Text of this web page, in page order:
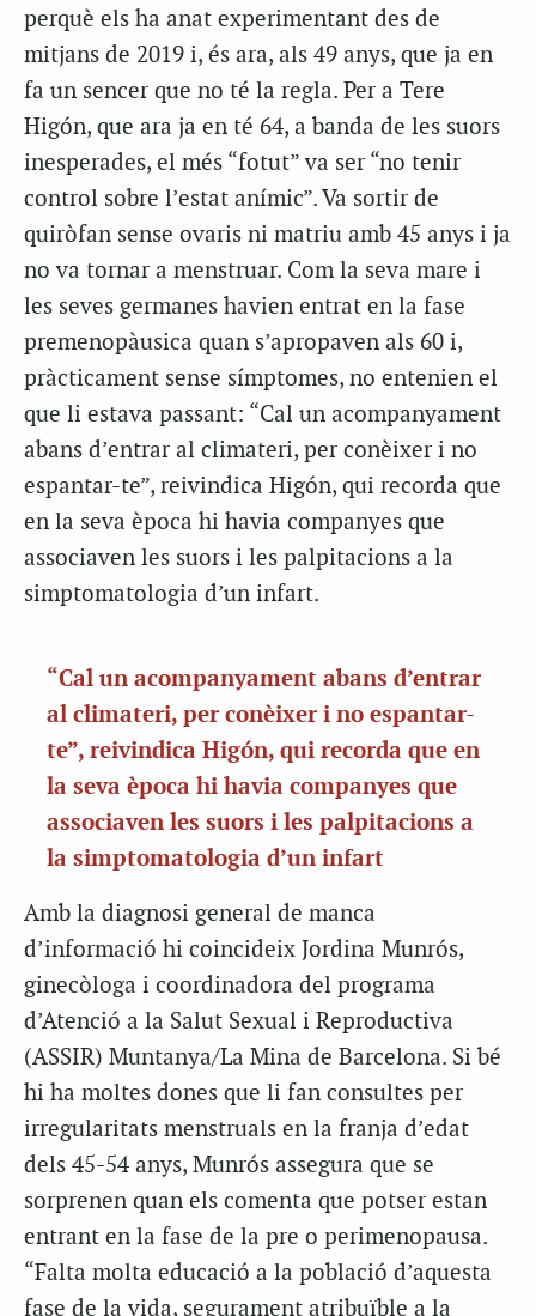
perquè els ha anat experimentant des de
mitjans de 2019 i, és ara, als 49 anys, que ja en
fa un sencer que no té la regla. Per a Tere
Higón, que ara ja en té 64, a banda de les suors
inesperades, el més “fotut” va ser “no tenir
control sobre l’estat anímic”. Va sortir de
quiròfan sense ovaris ni matriu amb 45 anys i ja
no va tornar a menstruar. Com la seva mare i
les seves germanes havien entrat en la fase
premenopàusica quan s’apropaven als 60 i,
pràcticament sense símptomes, no entenien el
que li estava passant: “Cal un acompanyament
abans d’entrar al climateri, per conèixer i no
espantar-te”, reivindica Higón, qui recorda que
en la seva època hi havia companyes que
associaven les suors i les palpitacions a la
simptomatologia d’un infart.
“Cal un acompanyament abans d’entrar
al climateri, per conèixer i no espantar-
te”, reivindica Higón, qui recorda que en
la seva època hi havia companyes que
associaven les suors i les palpitacions a
la simptomatologia d’un infart
Amb la diagnosi general de manca
d’informació hi coincideix Jordina Munrós,
ginecòloga i coordinadora del programa
d’Atenció a la Salut Sexual i Reproductiva
(ASSIR) Muntanya/La Mina de Barcelona. Si bé
hi ha moltes dones que li fan consultes per
irregularitats menstruals en la franja d’edat
dels 45-54 anys, Munrós assegura que se
sorprenen quan els comenta que potser estan
entrant en la fase de la pre o perimenopausa.
“Falta molta educació a la població d’aquesta
fase de la vida, segurament atribuïble a la